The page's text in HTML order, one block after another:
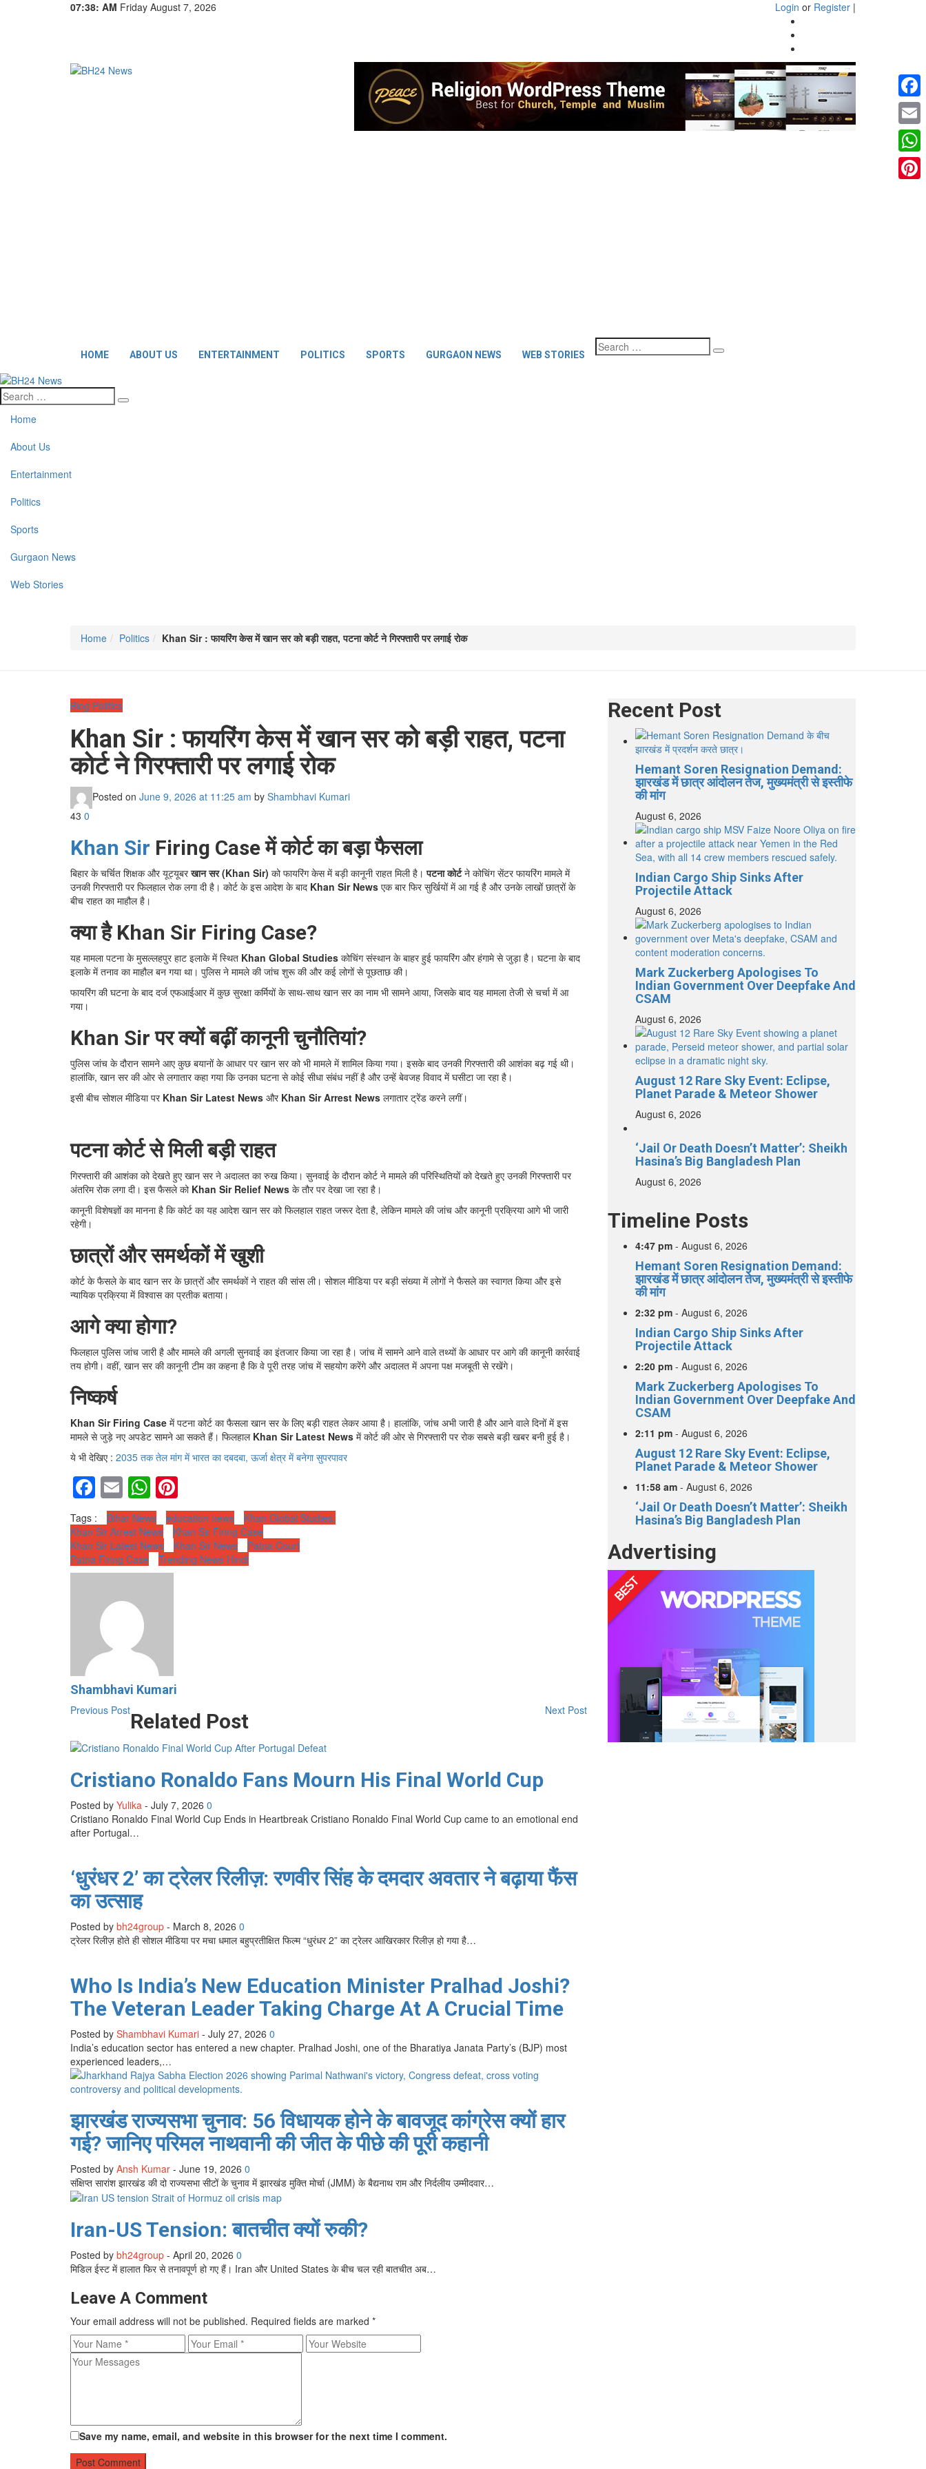
07:38: AM Friday August 7, 2026 Login or Register |
HOME ABOUT US ENTERTAINMENT POLITICS SPORTS GURGAON NEWS WEB STORIES
Home
About Us
Entertainment
Politics
Sports
Gurgaon News
Web Stories
Home Politics Khan Sir : फायरिंग केस में खान सर को बड़ी राहत, पटना कोर्ट ने गिरफ्तारी पर लगाई रोक
Blog Politics
Khan Sir : फायरिंग केस में खान सर को बड़ी राहत, पटना
कोर्ट ने गिरफ्तारी पर लगाई रोक
Posted on June 9, 2026 at 11:25 am by Shambhavi Kumari
43 0
Khan Sir Firing Case में कोर्ट का बड़ा फैसला
बिहार के चर्चित शिक्षक और यूट्यूबरखान सर (Khan Sir) को फायरिंग केस में बड़ी कानूनी राहत मिली है।पटना कोर्टने कोचिंग सेंटर फायरिंग मामले में
उनकी गिरफ्तारी पर फिलहाल रोक लगा दी है। कोर्ट के इस आदेश के बाद Khan Sir News एक बार फिर सुर्खियों में आ गई है और उनके लाखों छात्रों के
बीच राहत का माहौल है।
क्या है Khan Sir Firing Case?
यह मामला पटना के मुसल्लहपुर हाट इलाके में स्थित Khan Global Studies कोचिंग संस्थान के बाहर हुई फायरिंग और हंगामे से जुड़ा है। घटना के बाद
इलाके में तनाव का माहौल बन गया था। पुलिस ने मामले की जांच शुरू की और कई लोगों से पूछताछ की।
फायरिंग की घटना के बाद दर्ज एफआईआर में कुछ सुरक्षा कर्मियों के साथ-साथ खान सर का नाम भी सामने आया, जिसके बाद यह मामला तेजी से चर्चा में आ
गया।
Khan Sir पर क्यों बढ़ीं कानूनी चुनौतियां?
पुलिस जांच के दौरान सामने आए कुछ बयानों के आधार पर खान सर को भी मामले में शामिल किया गया। इसके बाद उनकी गिरफ्तारी की आशंका बढ़ गई थी।
हालांकि, खान सर की ओर से लगातार कहा गया कि उनका घटना से कोई सीधा संबंध नहीं है और उन्हें बेवजह विवाद में घसीटा जा रहा है।
इसी बीच सोशल मीडिया पर Khan Sir Latest News और Khan Sir Arrest News लगातार ट्रेंड करने लगीं।
पटना कोर्ट से मिली बड़ी राहत
गिरफ्तारी की आशंका को देखते हुए खान सर ने अदालत का रुख किया। सुनवाई के दौरान कोर्ट ने मामले की परिस्थितियों को देखते हुए उनकी गिरफ्तारी पर
अंतरिम रोक लगा दी। इस फैसले को Khan Sir Relief News के तौर पर देखा जा रहा है।
कानूनी विशेषज्ञों का मानना है कि कोर्ट का यह आदेश खान सर को फिलहाल राहत जरूर देता है, लेकिन मामले की जांच और कानूनी प्रक्रिया आगे भी जारी
रहेगी।
छात्रों और समर्थकों में खुशी
कोर्ट के फैसले के बाद खान सर के छात्रों और समर्थकों ने राहत की सांस ली। सोशल मीडिया पर बड़ी संख्या में लोगों ने फैसले का स्वागत किया और इसे
न्यायिक प्रक्रिया में विश्वास का प्रतीक बताया।
आगे क्या होगा?
फिलहाल पुलिस जांच जारी है और मामले की अगली सुनवाई का इंतजार किया जा रहा है। जांच में सामने आने वाले तथ्यों के आधार पर आगे की कानूनी कार्रवाई
तय होगी। वहीं, खान सर की कानूनी टीम का कहना है कि वे पूरी तरह जांच में सहयोग करेंगे और अदालत में अपना पक्ष मजबूती से रखेंगे।
निष्कर्ष
Khan Sir Firing Case में पटना कोर्ट का फैसला खान सर के लिए बड़ी राहत लेकर आया है। हालांकि, जांच अभी जारी है और आने वाले दिनों में इस
मामले से जुड़े नए अपडेट सामने आ सकते हैं। फिलहाल Khan Sir Latest News में कोर्ट की ओर से गिरफ्तारी पर रोक सबसे बड़ी खबर बनी हुई है।
ये भी देखिए : 2035 तक तेल मांग में भारत का दबदबा, ऊर्जा क्षेत्र में बनेगा सुपरपावर
Facebook
EmailWhatsApp
Tags : Bihar News education news
Khan Global Studies.
Khan Sir Arrest News
Khan Sir Firing Case
Khan Sir Latest News
Khan Sir News
Patna Court
Patna Firing Case
Trending News Hindi
Shambhavi Kumari
Previous Post Next Post
Related Post
Cristiano Ronaldo Fans Mourn His Final World Cup
Posted by Yulika - July 7, 2026 0
Cristiano Ronaldo Final World Cup Ends in Heartbreak Cristiano Ronaldo Final World Cup came to an emotional end
after Portugal…
‘धुरंधर 2’ का ट्रेलर रिलीज़: रणवीर सिंह के दमदार अवतार ने बढ़ाया फैंस
का उत्साह
Posted by bh24group - March 8, 2026 0
ट्रेलर रिलीज़ होते ही सोशल मीडिया पर मचा धमाल बहुप्रतीक्षित फिल्म “धुरंधर 2” का ट्रेलर आखिरकार रिलीज़ हो गया है…
Who Is India’s New Education Minister Pralhad Joshi?
The Veteran Leader Taking Charge At A Crucial Time
Posted by Shambhavi Kumari - July 27, 2026 0
India’s education sector has entered a new chapter. Pralhad Joshi, one of the Bharatiya Janata Party’s (BJP) most
experienced leaders,…
झारखंड राज्यसभा चुनाव: 56 विधायक होने के बावजूद कांग्रेस क्यों हार
गई? जानिए परिमल नाथवानी की जीत के पीछे की पूरी कहानी
Posted by Ansh Kumar - June 19, 2026 0
संक्षिप्त सारांश झारखंड की दो राज्यसभा सीटों के चुनाव में झारखंड मुक्ति मोर्चा (JMM) के बैद्यनाथ राम और निर्दलीय उम्मीदवार…
Iran-US Tension: बातचीत क्यों रुकी?
Posted by bh24group - April 20, 2026 0
मिडिल ईस्ट में हालात फिर से तनावपूर्ण हो गए हैं। Iran और United States के बीच चल रही बातचीत अब…
Leave A Comment
Your email address will not be published. Required fields are marked *
Save my name, email, and website in this browser for the next time I comment.
Recent Post
Hemant Soren Resignation Demand:
झारखंड में छात्र आंदोलन तेज, मुख्यमंत्री से इस्तीफे
की मांग
August 6, 2026
Indian Cargo Ship Sinks After
Projectile Attack
August 6, 2026
Mark Zuckerberg Apologises To
Indian Government Over Deepfake And
CSAM
August 6, 2026
August 12 Rare Sky Event: Eclipse,
Planet Parade & Meteor Shower
August 6, 2026
‘Jail Or Death Doesn’t Matter’: Sheikh
Hasina’s Big Bangladesh Plan
August 6, 2026
Timeline Posts
4:47 pm - August 6, 2026
Hemant Soren Resignation Demand:
झारखंड में छात्र आंदोलन तेज, मुख्यमंत्री से इस्तीफे
की मांग
2:32 pm - August 6, 2026
Indian Cargo Ship Sinks After
Projectile Attack
2:20 pm - August 6, 2026
Mark Zuckerberg Apologises To
Indian Government Over Deepfake And
CSAM
2:11 pm - August 6, 2026
August 12 Rare Sky Event: Eclipse,
Planet Parade & Meteor Shower
11:58 am - August 6, 2026
‘Jail Or Death Doesn’t Matter’: Sheikh
Hasina’s Big Bangladesh Plan
Advertising
Email